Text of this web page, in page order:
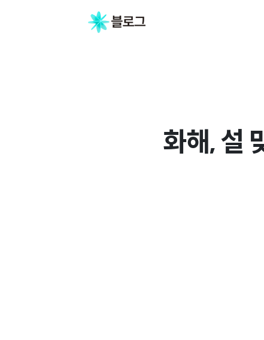
화해, 설